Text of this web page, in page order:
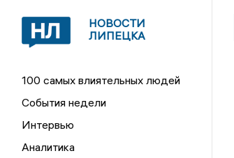
НОВОСТИ
ЛИПЕЦКА
100 самых влиятельных людей
События недели
Интервью
Аналитика